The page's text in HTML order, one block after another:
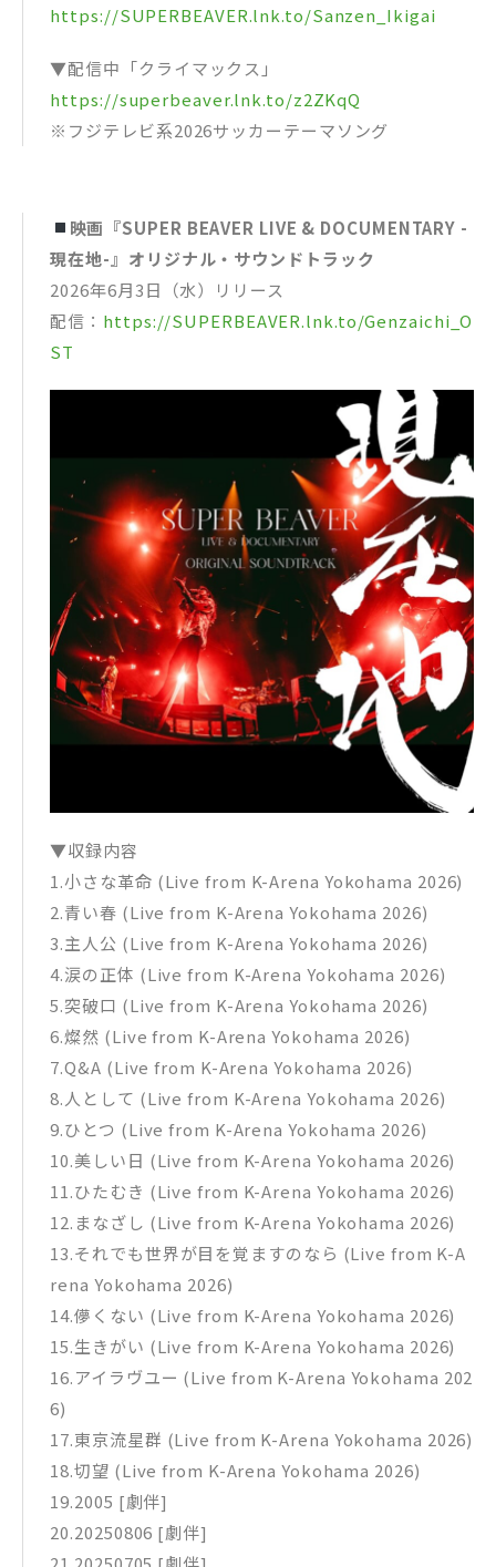
https://SUPERBEAVER.lnk.to/Sanzen_Ikigai
▼配信中「クライマックス」
https://superbeaver.lnk.to/z2ZKqQ
※フジテレビ系2026サッカーテーマソング
映画『SUPER BEAVER LIVE & DOCUMENTARY -
現在地-』オリジナル・サウンドトラック
2026年6月3日（水）リリース
配信： https://SUPERBEAVER.lnk.to/Genzaichi_O
ST
▼収録内容
1.小さな革命 (Live from K-Arena Yokohama 2026)
2.青い春 (Live from K-Arena Yokohama 2026)
3.主人公 (Live from K-Arena Yokohama 2026)
4.涙の正体 (Live from K-Arena Yokohama 2026)
5.突破口 (Live from K-Arena Yokohama 2026)
6.燦然 (Live from K-Arena Yokohama 2026)
7.Q&A (Live from K-Arena Yokohama 2026)
8.人として (Live from K-Arena Yokohama 2026)
9.ひとつ (Live from K-Arena Yokohama 2026)
10.美しい日 (Live from K-Arena Yokohama 2026)
11.ひたむき (Live from K-Arena Yokohama 2026)
12.まなざし (Live from K-Arena Yokohama 2026)
13.それでも世界が目を覚ますのなら (Live from K-A
rena Yokohama 2026)
14.儚くない (Live from K-Arena Yokohama 2026)
15.生きがい (Live from K-Arena Yokohama 2026)
16.アイラヴユー (Live from K-Arena Yokohama 202
6)
17.東京流星群 (Live from K-Arena Yokohama 2026)
18.切望 (Live from K-Arena Yokohama 2026)
19.2005 [劇伴]
20.20250806 [劇伴]